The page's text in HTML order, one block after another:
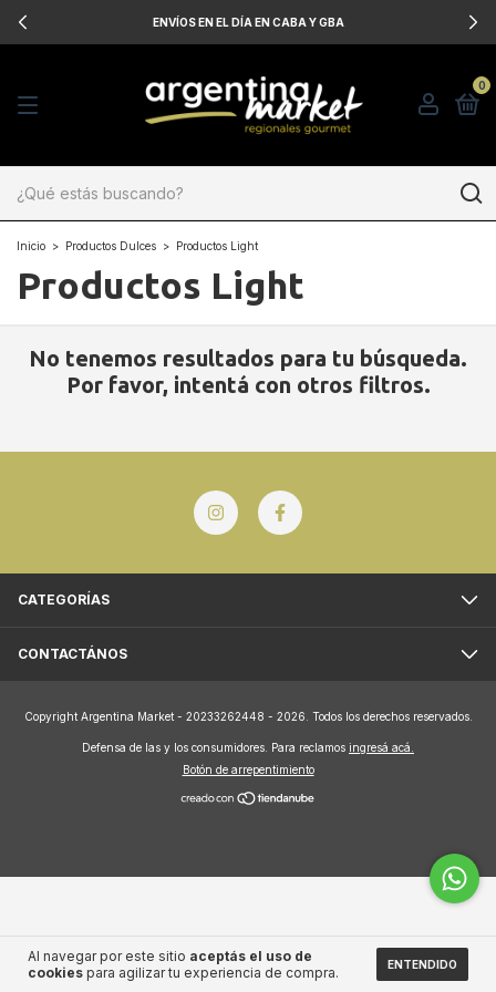
ENVÍOS EN EL DÍA EN CABA Y GBA
0
Al navegar por este sitio aceptás el uso de
cookies para agilizar tu experiencia de compra. ENTENDIDO
Inicio > Productos Dulces > Productos Light
Productos Light
No tenemos resultados para tu búsqueda.
Por favor, intentá con otros filtros.
CATEGORÍAS
CONTACTÁNOS
Copyright Argentina Market - 20233262448 - 2026. Todos los derechos reservados.
Defensa de las y los consumidores. Para reclamos ingresá acá.
Botón de arrepentimiento